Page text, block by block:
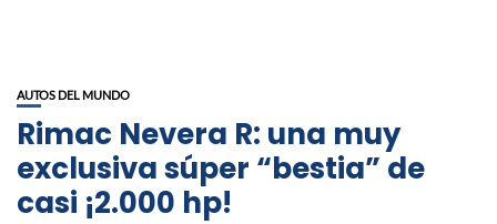
AUTOS DEL MUNDO
Rimac Nevera R: una muy
exclusiva súper “bestia” de
casi ¡2.000 hp!